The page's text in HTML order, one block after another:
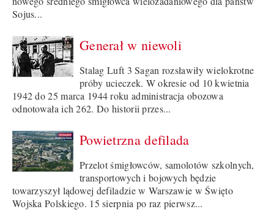
Sojus...
Generał w niewoli
Stalag Luft 3 Sagan rozsławiły wielokrotne
próby ucieczek. W okresie od 10 kwietnia
1942 do 25 marca 1944 roku administracja obozowa
odnotowała ich 262. Do historii przes...
Powietrzna defilada
Przelot śmigłowców, samolotów szkolnych,
transportowych i bojowych będzie
towarzyszył lądowej defiladzie w Warszawie w Święto
Wojska Polskiego. 15 sierpnia po raz pierwsz...